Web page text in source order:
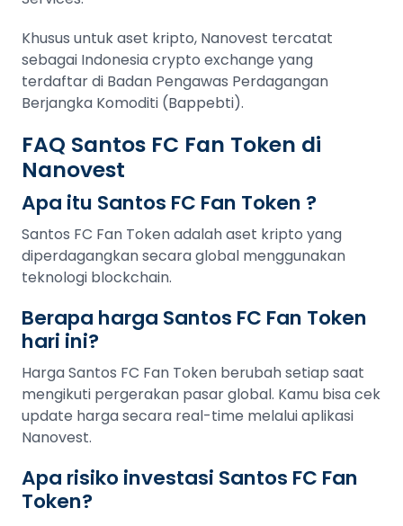
Khusus untuk aset kripto, Nanovest tercatat
sebagai Indonesia crypto exchange yang
terdaftar di Badan Pengawas Perdagangan
Berjangka Komoditi (Bappebti).
FAQ Santos FC Fan Token di
Nanovest
Apa itu Santos FC Fan Token ?
Santos FC Fan Token adalah aset kripto yang
diperdagangkan secara global menggunakan
teknologi blockchain.
Berapa harga Santos FC Fan Token
hari ini?
Harga Santos FC Fan Token berubah setiap saat
mengikuti pergerakan pasar global. Kamu bisa cek
update harga secara real-time melalui aplikasi
Nanovest.
Apa risiko investasi Santos FC Fan
Token?